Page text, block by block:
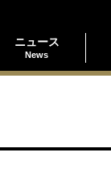
ニュース
News